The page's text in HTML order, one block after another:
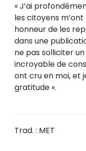
« J’ai
les citoyens
honneur de les
dans une
ne pas solliciter
incroyable de
ont cru en moi, et
gratitude ».
Trad. : MET